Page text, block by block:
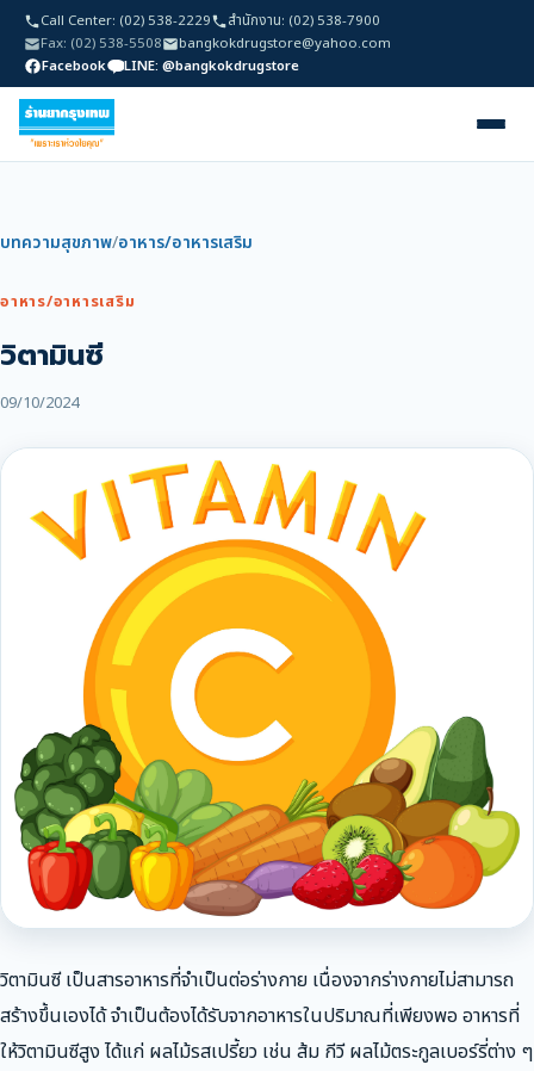
Call Center: (02) 538-2229
สำนักงาน: (02) 538-7900
Fax: (02) 538-5508
bangkokdrugstore@yahoo.com
Facebook
LINE: @bangkokdrugstore
บทความสุขภาพ/อาหาร/อาหารเสริม
อาหาร/อาหารเสริม
วิตามินซี
09/10/2024
วิตามินซี เป็นสารอาหารที่จำเป็นต่อร่างกาย เนื่องจากร่างกายไม่สามารถ
สร้างขึ้นเองได้ จำเป็นต้องได้รับจากอาหารในปริมาณที่เพียงพอ อาหารที่
ให้วิตามินซีสูง ได้แก่ ผลไม้รสเปรี้ยว เช่น ส้ม กีวี ผลไม้ตระกูลเบอร์รี่ต่าง ๆ